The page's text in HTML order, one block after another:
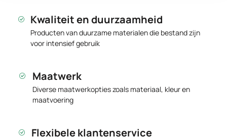
Kwaliteit en duurzaamheid
Producten van duurzame materialen die bestand zijn
voor intensief gebruik
Maatwerk
Diverse maatwerkopties zoals materiaal, kleur en
maatvoering
Flexibele klantenservice